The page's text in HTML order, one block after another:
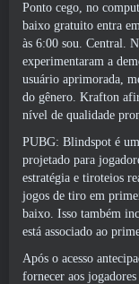
Ponto cego, no
baixo gratuito entra
às 6:00 sou. Central.
experimentaram a
usuário aprimorada,
do gênero. Krafton
nível de qualidade
PUBG: Blindspot é
projetado para
estratégia e tiroteios
jogos de tiro em
baixo. Isso também
está associado ao
Após o acesso
fornecer aos